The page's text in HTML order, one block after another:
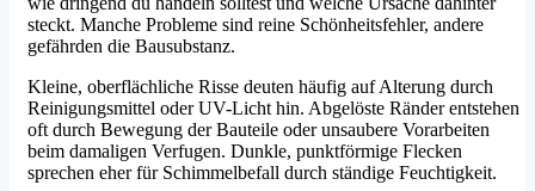
steckt. Manche Probleme sind reine Schönheitsfehler, andere
gefährden die Bausubstanz.
Kleine, oberflächliche Risse deuten häufig auf Alterung durch
Reinigungsmittel oder UV-Licht hin. Abgelöste Ränder entstehen
oft durch Bewegung der Bauteile oder unsaubere Vorarbeiten
beim damaligen Verfugen. Dunkle, punktförmige Flecken
sprechen eher für Schimmelbefall durch ständige Feuchtigkeit.